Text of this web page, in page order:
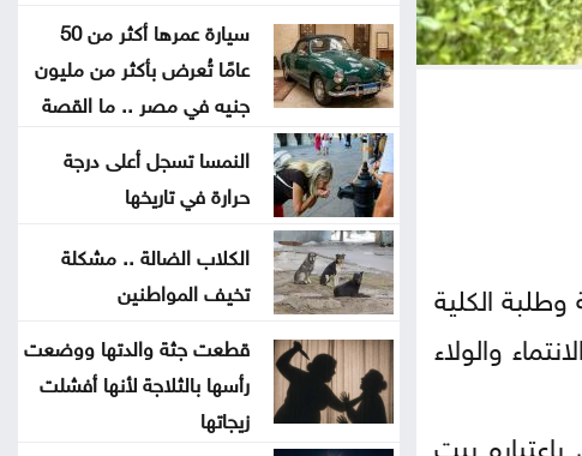
الكلية
والولاء
بيت
دراسة حديثة: التحدث بأكثر من لغة
يبطئ الشيخوخة البيولوجية للدماغ
لا تغيير على موعد العودة للمدارس
تركيا والسعودية وباكستان تعتزم
توقيع اتفاقية دفاع مشترك
النفط يرتفع 3 دولارات مع دراسة
إيران حظر عبور سفن أميركية وإسرائيلية
مضيق هرمز
سيارة عمرها أكثر من 50
عامًا تُعرض بأكثر من مليون
جنيه في مصر .. ما القصة
النمسا تسجل أعلى درجة
حرارة في تاريخها
الكلاب الضالة .. مشكلة
تخيف المواطنين
قطعت جثة والدتها ووضعت
رأسها بالثلاجة لأنها أفشلت
زيجاتها